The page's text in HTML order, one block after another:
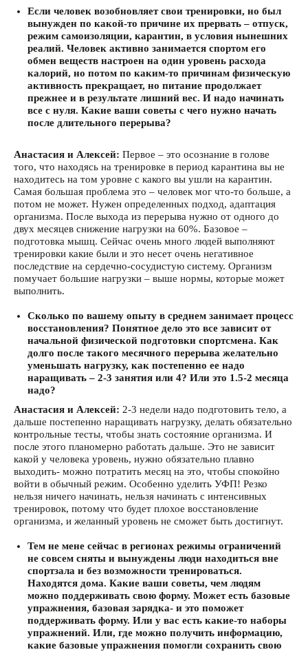
Если человек возобновляет свои тренировки, но был
вынужден по какой-то причине их прервать – отпуск,
режим самоизоляции, карантин, в условия нынешних
реалий. Человек активно занимается спортом его
обмен веществ настроен на один уровень расхода
калорий, но потом по каким-то причинам физическую
активность прекращает, но питание продолжает
прежнее и в результате лишний вес. И надо начинать
все с нуля. Какие ваши советы с чего нужно начать
после длительного перерыва?
Анастасия и Алексей: Первое – это осознание в голове
того, что находясь на тренировке в период карантина вы не
находитесь на том уровне с какого вы ушли на карантин.
Самая большая проблема это – человек мог что-то больше, а
потом не может. Нужен определенных подход, адаптация
организма. После выхода из перерыва нужно от одного до
двух месяцев снижение нагрузки на 60%. Базовое –
подготовка мышц. Сейчас очень много людей выполняют
тренировки какие были и это несет очень негативное
последствие на сердечно-сосудистую систему. Организм
помучает большие нагрузки – выше нормы, которые может
выполнить.
Сколько по вашему опыту в среднем занимает процесс
восстановления? Понятное дело это все зависит от
начальной физической подготовки спортсмена. Как
долго после такого месячного перерыва желательно
уменьшать нагрузку, как постепенно ее надо
наращивать – 2-3 занятия или 4? Или это 1.5-2 месяца
надо?
Анастасия и Алексей: 2-3 недели надо подготовить тело, а
дальше постепенно наращивать нагрузку, делать обязательно
контрольные тесты, чтобы знать состояние организма. И
после этого планомерно работать дальше. Это не зависит
какой у человека уровень, нужно обязательно плавно
выходить- можно потратить месяц на это, чтобы спокойно
войти в обычный режим. Особенно уделить УФП! Резко
нельзя ничего начинать, нельзя начинать с интенсивных
тренировок, потому что будет плохое восстановление
организма, и желанный уровень не сможет быть достигнут.
Тем не мене сейчас в регионах режимы ограничений
не совсем сняты и вынуждены люди находиться вне
спортзала и без возможности тренироваться.
Находятся дома. Какие ваши советы, чем людям
можно поддерживать свою форму. Может есть базовые
упражнения, базовая зарядка- и это поможет
поддерживать форму. Или у вас есть какие-то наборы
упражнений. Или, где можно получить информацию,
какие базовые упражнения помогли сохранить свою